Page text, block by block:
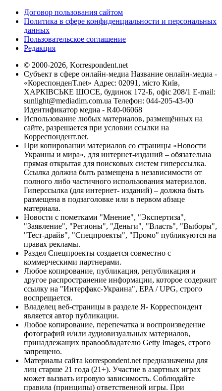
Договор пользования сайтом
Политика в сфере конфиденциальности и персональных
данных
Пользовательское соглашение
Редакция
© 2000-2026, Korrespondent.net
Субъект в сфере онлайн-медиа Название онлайн-медиа -
«КореспонденТ.net» Адрес: 02091, місто Київ,
ХАРКІВСЬКЕ ШОСЕ, будинок 172-Б, офіс 208/1 E-mail:
sunlight@mediadim.com.ua Телефон: 044-205-43-00
Идентификатор медиа - R40-06068
Использование любых материалов, размещённых на
сайте, разрешается при условии ссылки на
Корреспондент.net.
При копировании материалов со страницы «Новости
Украины и мира», для интернет-изданий – обязательна
прямая открытая для поисковых систем гиперссылка.
Ссылка должна быть размещена в независимости от
полного либо частичного использования материалов.
Гиперссылка (для интернет- изданий) – должна быть
размещена в подзаголовке или в первом абзаце
материала.
Новости с пометками "Мнение", "Экспертиза",
"Заявление", "Регионы", "Деньги", "Власть", "Выборы",
"Тест-драйв", "Спецпроекты", "Промо" публикуются на
правах рекламы.
Раздел Спецпроекты создается совместно с
коммерческими партнерами.
Любое копирование, публикация, републикация и
другое распространение информации, которое содержит
ссылку на "Интерфакс-Украина", EPA / UPG, строго
воспрещается.
Владелец веб-страницы в разделе Я- Корреспондент
является автор публикации.
Любое копирование, перепечатка и воспроизведение
фотографий и/или аудиовизуальных материалов,
принадлежащих правообладателю Getty Images, строго
запрещено.
Материалы сайта korrespondent.net предназначены для
лиц старше 21 года (21+). Участие в азартных играх
может вызвать игровую зависимость. Соблюдайте
правила (принципы) ответственной игры. При